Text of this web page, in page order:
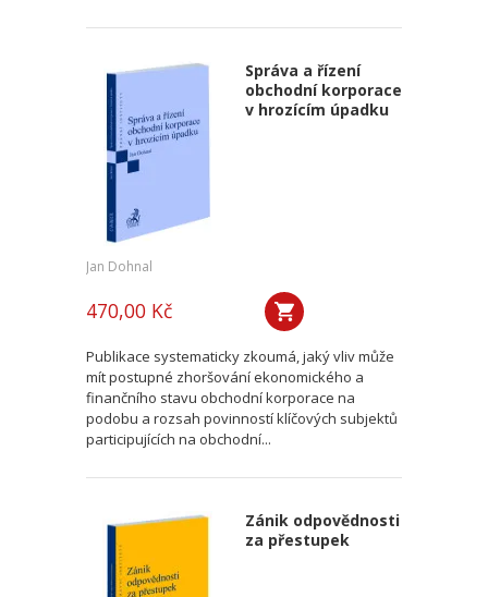
Správa a řízení
obchodní korporace
v hrozícím úpadku
Jan Dohnal
470,00 Kč
Publikace systematicky zkoumá, jaký vliv může
mít postupné zhoršování ekonomického a
finančního stavu obchodní korporace na
podobu a rozsah povinností klíčových subjektů
participujících na obchodní...
Zánik odpovědnosti
za přestupek